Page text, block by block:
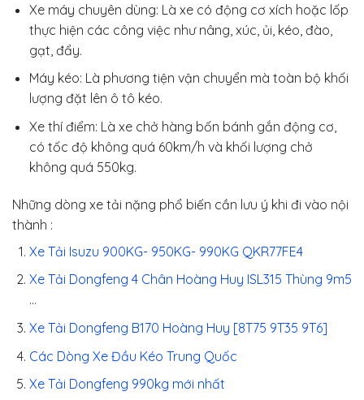
Xe máy chuyên dùng: Là xe có động cơ xích hoặc lốp
thực hiện các công việc như nâng, xúc, ủi, kéo, đào,
gạt, đẩy.
Máy kéo: Là phương tiện vận chuyển mà toàn bộ khối
lượng đặt lên ô tô kéo.
Xe thí điểm: Là xe chở hàng bốn bánh gắn động cơ,
có tốc độ không quá 60km/h và khối lượng chở
không quá 550kg.
Những dòng xe tải nặng phổ biến cần lưu ý khi đi vào nội
thành :
Xe Tải Isuzu 900KG- 950KG- 990KG QKR77FE4
Xe Tải Dongfeng 4 Chân Hoàng Huy ISL315 Thùng 9m5
…
Xe Tải Dongfeng B170 Hoàng Huy [8T75 9T35 9T6]
Các Dòng Xe Đầu Kéo Trung Quốc
Xe Tải Dongfeng 990kg mới nhất